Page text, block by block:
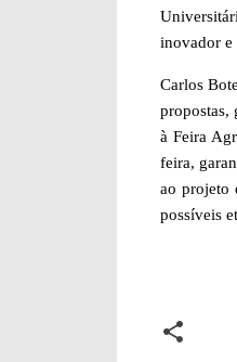
inovador e
Carlos
propostas,
à Feira
feira,
ao projeto
possíveis